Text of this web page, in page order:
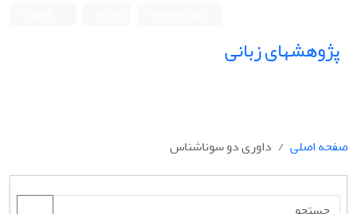
پژوهشهای زبانی
صفحه اصلی داوری دو سوناشناس